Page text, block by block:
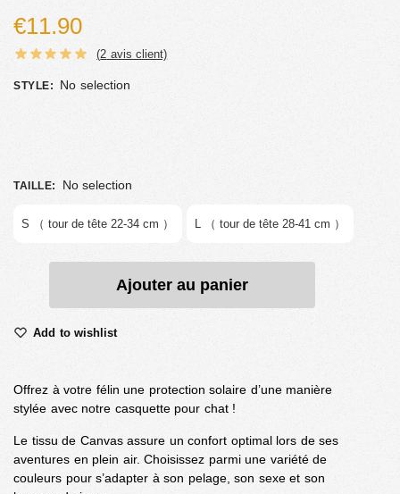
€11.90
(2 avis client)
STYLE: No selection
TAILLE: No selection
S （ tour de tête 22-34 cm ） L （ tour de tête 28-41 cm ）
Ajouter au panier
Add to wishlist
Offrez à votre félin une protection solaire d’une manière
stylée avec notre casquette pour chat !
Le tissu de Canvas assure un confort optimal lors de ses
aventures en plein air. Choisissez parmi une variété de
couleurs pour s’adapter à son pelage, son sexe et son